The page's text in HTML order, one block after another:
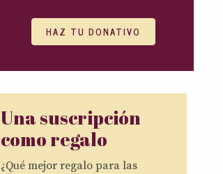
HAZ TU DONATIVO
Una suscripción
como regalo
¿Qué mejor regalo para las